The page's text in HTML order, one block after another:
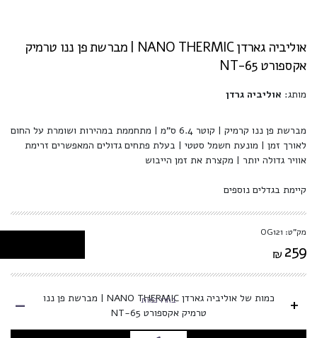
אוליביה גארדן NANO THERMIC | מברשת פן ננו טרמיק
אקספורט NT-65
מותג: אוליביה גרדן
מברשת פן ננו קרמיק | קוטר 6.4 ס"מ | מתחממת במהירות ושומרת על החום
לאורך זמן | מונעת חשמל סטטי | בעלת פתחים גדולים המאפשרים זרימת
אוויר גדולה יותר | מקצרת את זמן הייבוש
קיימת בגדלים נוספים
מק"ט: OG121
₪ 259
+
כמות של אוליביה גארדן NANO THERMIC | מברשת פן ננו
טרמיק אקספורט NT-65
בחרו כמות -